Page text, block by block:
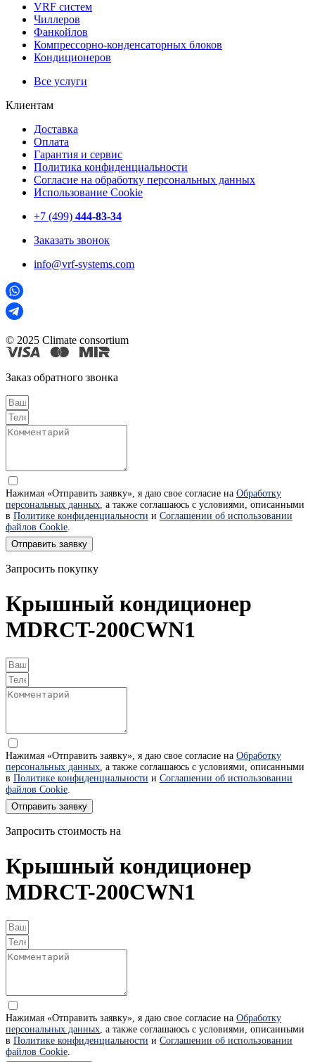
VRF систем
Чиллеров
Фанкойлов
Компрессорно-конденсаторных блоков
Кондиционеров
Все услуги
Клиентам
Доставка
Оплата
Гарантия и сервис
Политика конфиденциальности
Согласие на обработку персональных данных
Использование Cookie
+7 (499) 444-83-34
Заказать звонок
info@vrf-systems.com
© 2025 Climate consortium
Заказ обратного звонка
Нажимая «Отправить заявку», я даю свое согласие на Обработку
персональных данных, а также соглашаюсь с условиями, описанными
в Политике конфиденциальности и Соглашении об использовании
файлов Cookie.
Отправить заявку
Запросить покупку
Крышный кондиционер
MDRCT-200CWN1
Нажимая «Отправить заявку», я даю свое согласие на Обработку
персональных данных, а также соглашаюсь с условиями, описанными
в Политике конфиденциальности и Соглашении об использовании
файлов Cookie.
Отправить заявку
Запросить стоимость на
Крышный кондиционер
MDRCT-200CWN1
Нажимая «Отправить заявку», я даю свое согласие на Обработку
персональных данных , а также соглашаюсь с условиями, описанными
в Политике конфиденциальности и Соглашении об использовании
файлов Cookie